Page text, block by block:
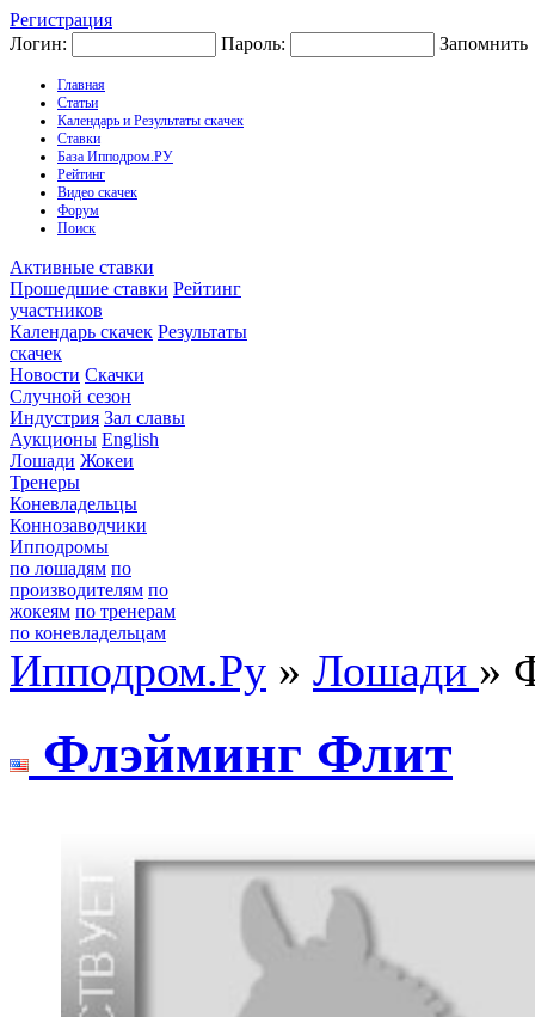
Регистрация
Логин:
Пароль: Запомнить
Главная
Статьи
Календарь и Результаты скачек
Ставки
База Ипподром.РУ
Рейтинг
Видео скачек
Форум
Поиск
Активные ставки
Прошедшие ставки Рейтинг
участников
Календарь скачек Результаты
скачек
Новости Скачки
Случной сезон
Индустрия Зал славы
Аукционы English
Лошади Жокеи
Тренеры
Коневладельцы
Коннозаводчики
Ипподромы
по лошадям по
производителям по
жокеям по тренерам
по коневладельцам
Ипподром.Ру » Лошади »
Флэйминг Флит